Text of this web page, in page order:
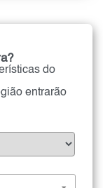
do
entrarão